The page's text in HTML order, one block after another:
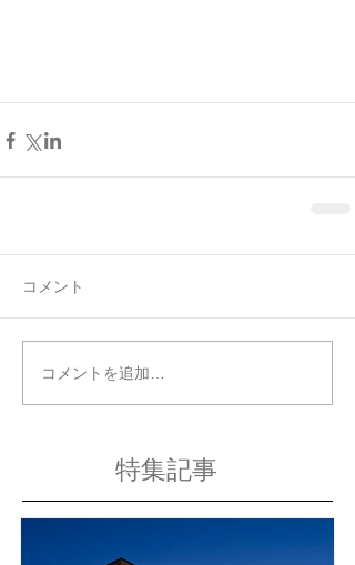
コメント
コメントを追加…
特集記事